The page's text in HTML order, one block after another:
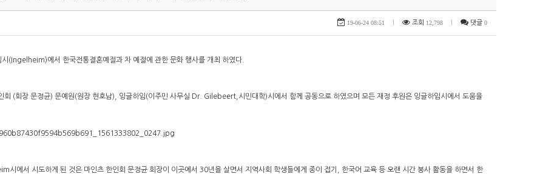
19-06-24 08:51 조회 12,798 댓글 0
(Ingelheim)에서 한국전통결혼예절과 차 예절에 관한 문화 행사를 개최 하였다.
회 (회장 문정균) 문예원(원장 현호남), 잉글하임(이주민 사무실 Dr. Gilebeert,시민대학)시에서 함께 공동으로 하였으며 모든 재정 후원은 잉글하임시에서 도움을
시에서 시도하게 된 것은 마인츠 한인회 문정균 회장이 이곳에서 30년을 살면서 지역사회 학생들에게 종이 접기, 한국어 교육 등 오랜 시간 봉사 활동을 하면서 한